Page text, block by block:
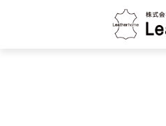
株式会社